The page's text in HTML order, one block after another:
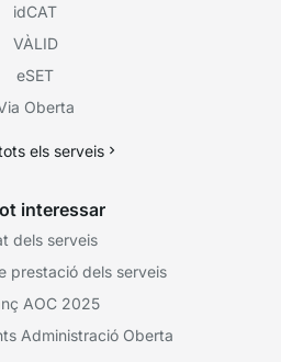
idCAT
VÀLID
eSET
Oberta
els serveis
interessar
dels serveis
prestació dels serveis
AOC 2025
Administració Oberta